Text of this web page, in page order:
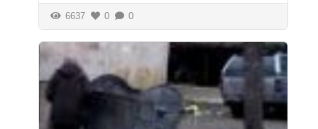
6637 0 0